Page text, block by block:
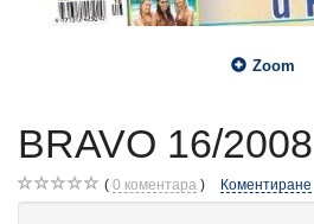
Zoom
BRAVO 16/2008
0 коментара Коментиране